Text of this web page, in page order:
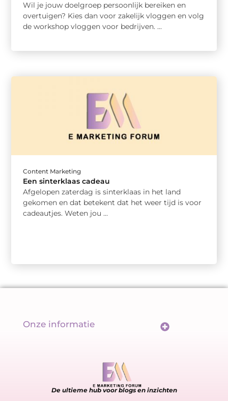
Wil je jouw doelgroep persoonlijk bereiken en
overtuigen? Kies dan voor zakelijk vloggen en volg
de workshop vloggen voor bedrijven. ...
Content Marketing
Een sinterklaas cadeau
Afgelopen zaterdag is sinterklaas in het land
gekomen en dat betekent dat het weer tijd is voor
cadeautjes. Weten jou ...
De ultieme hub voor blogs en inzichten
Onze informatie